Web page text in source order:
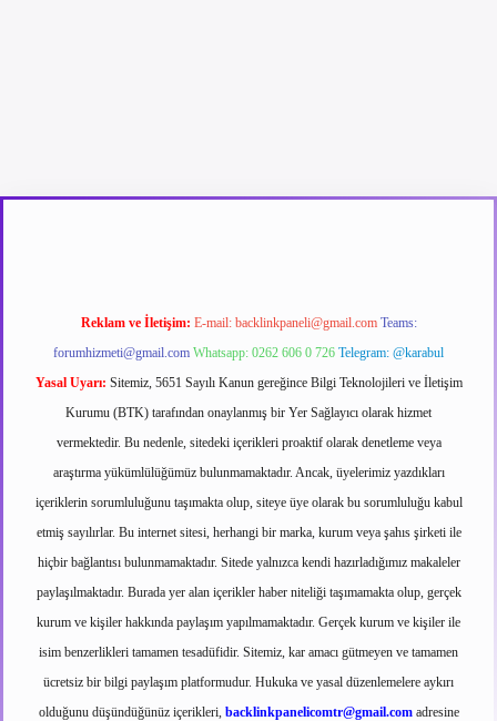
Reklam ve İletişim: E-mail: backlinkpaneli@gmail.com Teams:
forumhizmeti@gmail.com Whatsapp: 0262 606 0 726 Telegram: @karabul
Yasal Uyarı: Sitemiz, 5651 Sayılı Kanun gereğince Bilgi Teknolojileri ve İletişim
Kurumu (BTK) tarafından onaylanmış bir Yer Sağlayıcı olarak hizmet
vermektedir. Bu nedenle, sitedeki içerikleri proaktif olarak denetleme veya
araştırma yükümlülüğümüz bulunmamaktadır. Ancak, üyelerimiz yazdıkları
içeriklerin sorumluluğunu taşımakta olup, siteye üye olarak bu sorumluluğu kabul
etmiş sayılırlar. Bu internet sitesi, herhangi bir marka, kurum veya şahıs şirketi ile
hiçbir bağlantısı bulunmamaktadır. Sitede yalnızca kendi hazırladığımız makaleler
paylaşılmaktadır. Burada yer alan içerikler haber niteliği taşımamakta olup, gerçek
kurum ve kişiler hakkında paylaşım yapılmamaktadır. Gerçek kurum ve kişiler ile
isim benzerlikleri tamamen tesadüfidir. Sitemiz, kar amacı gütmeyen ve tamamen
ücretsiz bir bilgi paylaşım platformudur. Hukuka ve yasal düzenlemelere aykırı
olduğunu düşündüğünüz içerikleri, backlinkpanelicomtr@gmail.comadresine